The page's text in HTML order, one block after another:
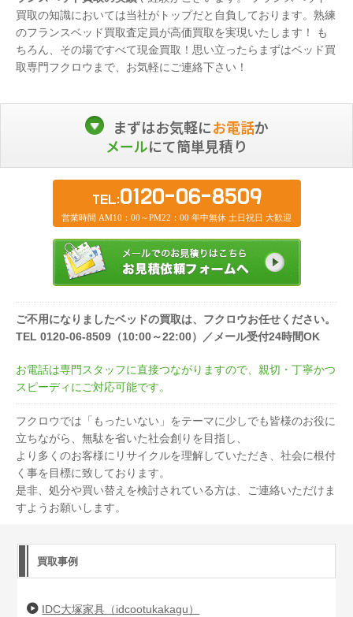
買取の知識においては当社がトップだと自負しております。熟練
のフランスベッド買取査定員が高価買取を実現いたします！ も
ちろん、その場ですべて現金買取！思い立ったらまずはベッド買
取専門フクロウまで、お気軽にご連絡下さい！
まずはお気軽にお電話か
メールにて簡単見積り
TEL:0120-06-8509
営業時間 AM10：00～PM22：00 年中無休 土日祝日 大歓迎
ご不用になりましたベッドの買取は、フクロウお任せください。
TEL 0120-06-8509（10:00～22:00）／メール受付24時間OK
お電話は専門スタッフに直接つながりますので、親切・丁寧かつ
スピーディにご対応可能です。
フクロウでは「もったいない」をテーマに少しでも皆様のお役に
立ちながら、無駄を省いた社会創りを目指し、
より多くのお客様にリサイクルを理解していただき、社会に根付
く事を目標に致しております。
是非、処分や買い替えを検討されている方は、ご連絡いただけま
すようお願いします。
買取事例
IDC大塚家具（idcootukakagu）